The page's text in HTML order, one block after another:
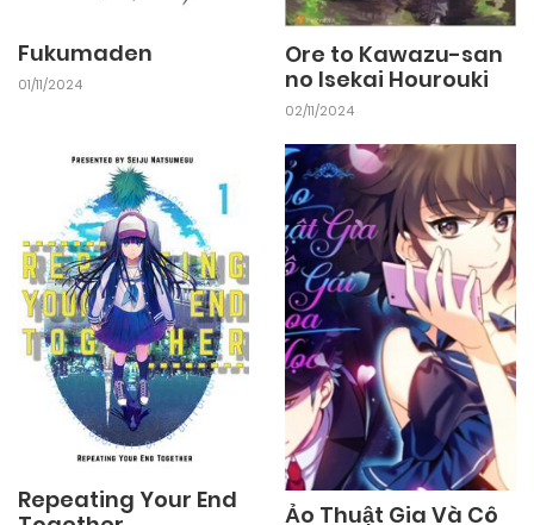
Fukumaden
01/11/2024
Ore to Kawazu-san
no Isekai Hourouki
02/11/2024
Repeating Your End
Ảo Thuật Gia Và Cô